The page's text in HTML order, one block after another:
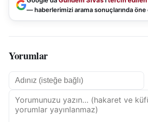
— haberlerimizi arama sonuçlarında öne
Yorumlar